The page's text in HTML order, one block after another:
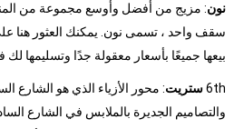
نون: مزيج من أفضل وأوسع مجموعة من
سقف واحد ، تسمى نون. يمكنك العثور هنا
بيعها جميعًا بأسعار معقولة جدًا وتسليمها لك
6thستريت: محور الأزياء الذي هو الشارع
والتصاميم الجديرة بالملابس في الشارع